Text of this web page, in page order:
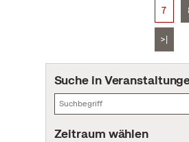
7
>|
Suche in
Zeitraum wählen